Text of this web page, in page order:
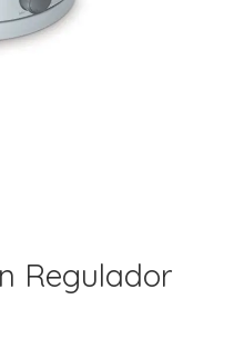
Regulador